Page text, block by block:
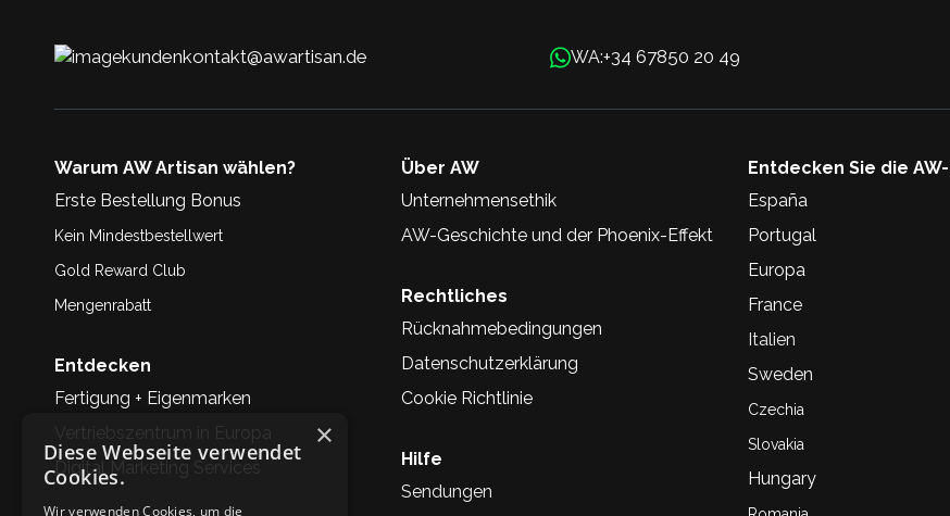
kundenkontakt@awartisan.de WA:+34 67850 20 49
Warum AW Artisan wählen?
Erste Bestellung Bonus
Kein Mindestbestellwert
Gold Reward Club
Mengenrabatt
Entdecken
Fertigung + Eigenmarken
Vertriebszentrum in Europa
Digital Marketing Services
Über AW
Unternehmensethik
AW-Geschichte und der Phoenix-Effekt
Rechtliches
Rücknahmebedingungen
Datenschutzerklärung
Cookie Richtlinie
Hilfe
Sendungen
Entdecken Sie die
España
Portugal
Europa
France
Italien
Sweden
Czechia
Slovakia
Hungary
×
Diese Webseite verwendet
Cookies.
Wir verwenden Cookies, um die